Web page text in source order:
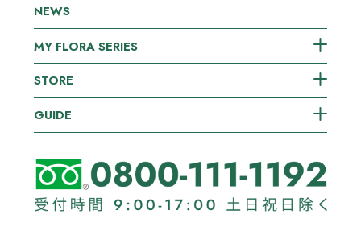
NEWS
MY FLORA SERIES
STORE
GUIDE